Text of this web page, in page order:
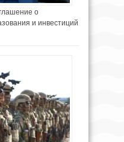
о
и инвестиций